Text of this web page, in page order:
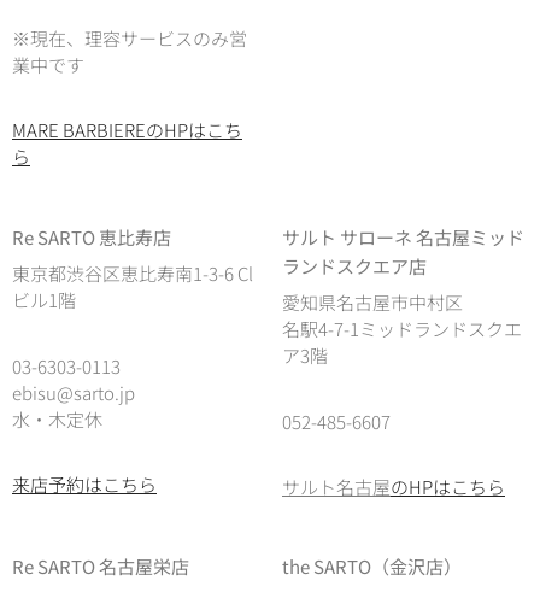
※現在、理容サービスのみ営
業中です
MARE BARBIEREのHPはこち
ら
Re SARTO 恵比寿店
東京都渋谷区恵比寿南1-3-6 Cl
ビル1階
03-6303-0113
ebisu@sarto.jp
水・木定休
来店予約はこちら
サルト サローネ 名古屋ミッド
ランドスクエア店
愛知県名古屋市中村区
名駅4-7-1ミッドランドスクエ
ア3階
052-485-6607
サルト名古屋のHPはこちら
Re SARTO 名古屋栄店
the SARTO（金沢店）